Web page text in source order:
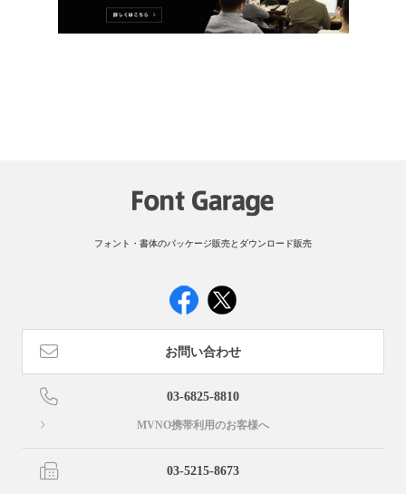
フォント・書体のパッケージ販売とダウンロード販売
お問い合わせ
03-6825-8810
MVNO携帯利用のお客様へ
03-5215-8673